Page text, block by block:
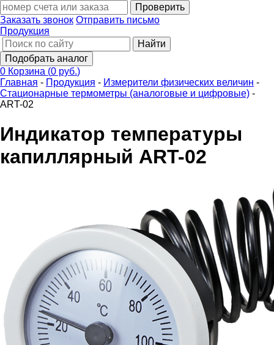
Проверить
Заказать звонок Отправить письмо
Продукция
Найти
Подобрать аналог
0 Корзина (0 руб.)
Главная - Продукция - Измерители физических величин -
Стационарные термометры (аналоговые и цифровые) -
ART-02
Индикатор температуры
капиллярный ART-02